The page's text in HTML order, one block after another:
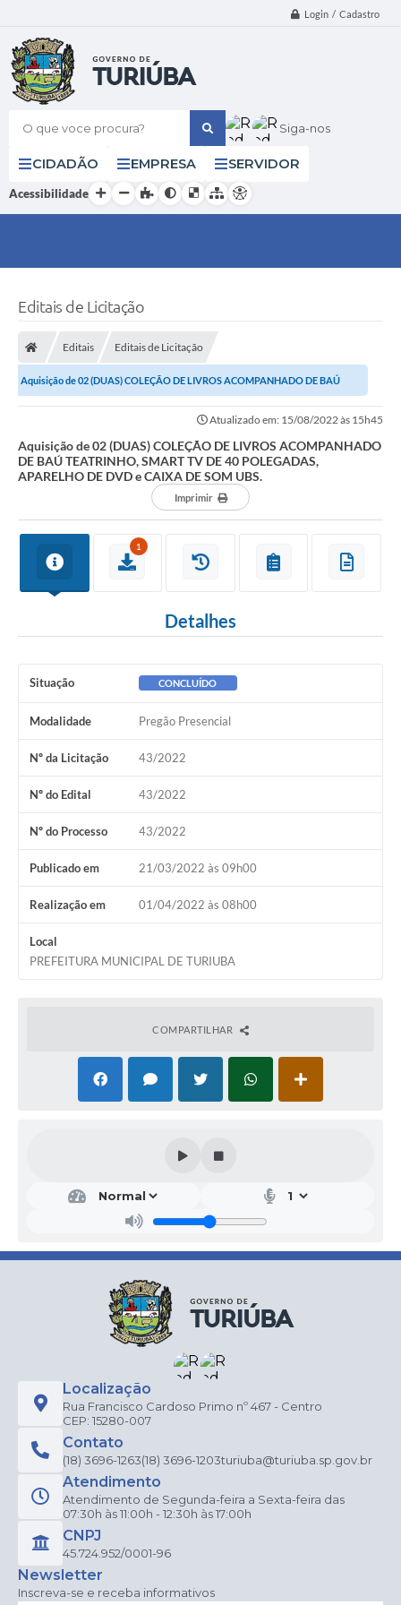
Login / Cadastro
O que voce procura? Siga-nos
CIDADÃO EMPRESA SERVIDOR
Acessibilidade
Editais de Licitação
Editais Editais de Licitação
Aquisição de 02 (DUAS) COLEÇÃO DE LIVROS ACOMPANHADO DE BAÚ
TEATRINHO, SMART TV DE 40 POLEGADAS, APARELHO DE...
Atualizado em: 15/08/2022 às 15h45
Aquisição de 02 (DUAS) COLEÇÃO DE LIVROS ACOMPANHADO
DE BAÚ TEATRINHO, SMART TV DE 40 POLEGADAS,
APARELHO DE DVD e CAIXA DE SOM UBS.
Imprimir
1
Detalhes
Situação CONCLUÍDO
Modalidade Pregão Presencial
Nº da Licitação 43/2022
Nº do Edital 43/2022
Nº do Processo 43/2022
Publicado em 21/03/2022 às 09h00
Realização em 01/04/2022 às 08h00
Local
PREFEITURA MUNICIPAL DE TURIUBA
COMPARTILHAR
Localização
Rua Francisco Cardoso Primo nº 467 - Centro
CEP: 15280-007
Contato
(18) 3696-1263(18) 3696-1203turiuba@turiuba.sp.gov.br
Atendimento
Atendimento de Segunda-feira a Sexta-feira das
07:30h às 11:00h - 12:30h às 17:00h
CNPJ
45.724.952/0001-96
Newsletter
Inscreva-se e receba informativos